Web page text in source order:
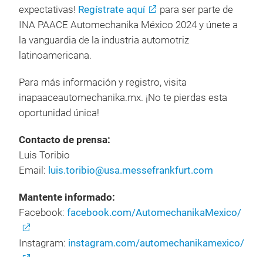
expectativas! Regístrate aquí
para ser parte de
INA PAACE Automechanika México 2024 y únete a
la vanguardia de la industria automotriz
latinoamericana.
Para más información y registro, visita
inapaaceautomechanika.mx. ¡No te pierdas esta
oportunidad única!
Contacto de prensa:
Luis Toribio
Email: luis.toribio@usa.messefrankfurt.com
Mantente informado:
Facebook: facebook.com/AutomechanikaMexico/
Instagram: instagram.com/automechanikamexico/